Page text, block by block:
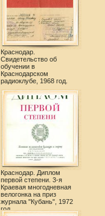
Краснодар.
Свидетельство об
обучении в
Краснодарском
радиоклубе, 1968 год.
Краснодар. Диплом
первой степени. 3-я
Краевая многодневная
велогонка на приз
журнала "Кубань", 1972
год